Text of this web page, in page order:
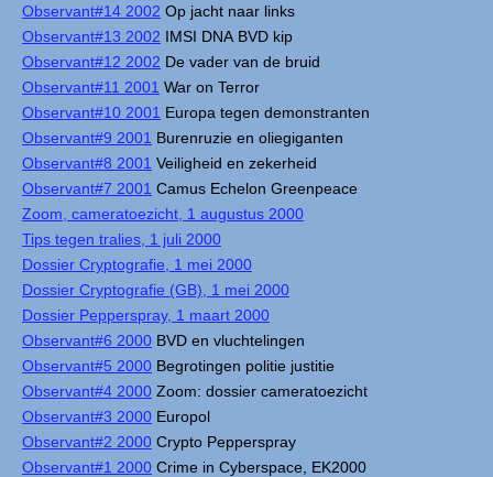
Observant#14 2002 Op jacht naar links
Observant#13 2002 IMSI DNA BVD kip
Observant#12 2002 De vader van de bruid
Observant#11 2001 War on Terror
Observant#10 2001 Europa tegen demonstranten
Observant#9 2001 Burenruzie en oliegiganten
Observant#8 2001 Veiligheid en zekerheid
Observant#7 2001 Camus Echelon Greenpeace
Zoom, cameratoezicht, 1 augustus 2000
Tips tegen tralies, 1 juli 2000
Dossier Cryptografie, 1 mei 2000
Dossier Cryptografie (GB), 1 mei 2000
Dossier Pepperspray, 1 maart 2000
Observant#6 2000 BVD en vluchtelingen
Observant#5 2000 Begrotingen politie justitie
Observant#4 2000 Zoom: dossier cameratoezicht
Observant#3 2000 Europol
Observant#2 2000 Crypto Pepperspray
Observant#1 2000 Crime in Cyberspace, EK2000